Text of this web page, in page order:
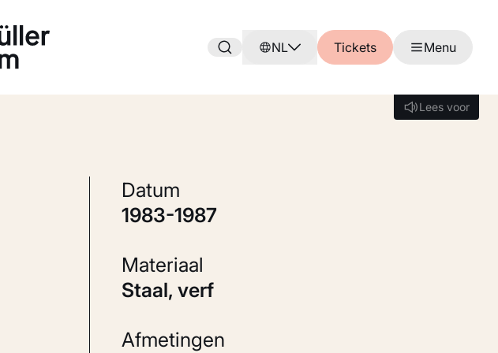
NL Tickets Menu
Lees voor
Lees voor
Datum
1983-1987
Materiaal
Staal, verf
Afmetingen